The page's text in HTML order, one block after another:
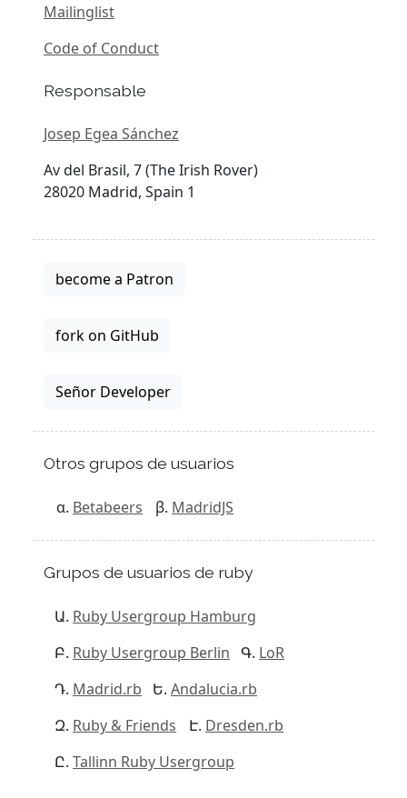
Mailinglist
Code of Conduct
Responsable
Josep Egea Sánchez
Av del Brasil, 7 (The Irish Rover)
28020 Madrid, Spain 1
become a Patron
fork on GitHub
Señor Developer
Otros grupos de usuarios
Betabeers MadridJS
Grupos de usuarios de ruby
Ruby Usergroup Hamburg
Ruby Usergroup Berlin
LoR
Madrid.rb
Andalucia.rb
Ruby & Friends
Dresden.rb
Tallinn Ruby Usergroup